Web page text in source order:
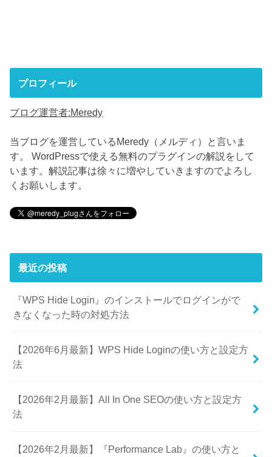
プロフィール
ブログ運営者:Meredy
当ブログを運営しているMeredy（メルディ）と言いま
す。 WordPressで使える無料のプラグインの解説をして
います。解説記事は徐々に増やしていきますのでよろし
くお願いします。
最近の投稿
『WPS Hide Login』のインストールでログインがで
きなくなった時の対処方法
【2026年6月最新】WPS Hide Loginの使い方と設定方
法
【2026年2月最新】All In One SEOの使い方と設定方
法
【2026年2月最新】『Performance Lab』の使い方と